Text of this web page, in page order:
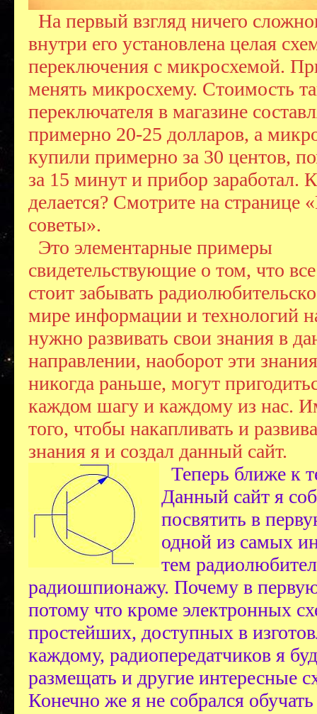
На первый взгляд ничего
внутри его установлена целая
переключения с микросхемой.
менять микросхему. Стоимость
переключателя в магазине
примерно 20-25 долларов, а
купили примерно за 30 центов,
за 15 минут и прибор заработал.
делается? Смотрите на странице
советы».
Это элементарные примеры
свидетельствующие о том, что
стоит забывать
мире информации и технологий
нужно развивать свои знания в
направлении, наоборот эти
никогда раньше, могут
каждом шагу и каждому из нас.
того, чтобы накапливать и
знания я и создал данный сайт.
Теперь ближе к
Данный сайт я
посвятить в
одной из самых
тем
радиошпионажу. Почему в
потому что кроме электронных
простейших, доступных в
каждому, радиопередатчиков я
размещать и другие интересные
Конечно же я не собрался обучать